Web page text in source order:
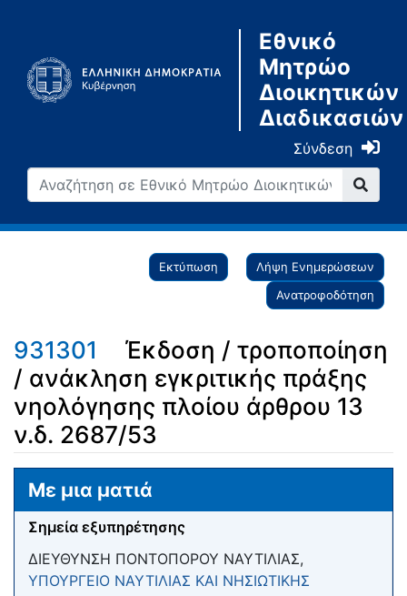
Εθνικό
Μητρώο
Διοικητικών
Διαδικασιών
Σύνδεση
Εκτύπωση
Λήψη Ενημερώσεων
Ανατροφοδότηση
931301
Έκδοση / τροποποίηση
/ ανάκληση εγκριτικής πράξης
νηολόγησης πλοίου άρθρου 13
ν.δ. 2687/53
Μετάβαση σε: πλοήγηση
Με μια ματιά
Σημεία εξυπηρέτησης
ΔΙΕΥΘΥΝΣΗ ΠΟΝΤΟΠΟΡΟΥ ΝΑΥΤΙΛΙΑΣ,
ΥΠΟΥΡΓΕΙΟ ΝΑΥΤΙΛΙΑΣ ΚΑΙ ΝΗΣΙΩΤΙΚΗΣ